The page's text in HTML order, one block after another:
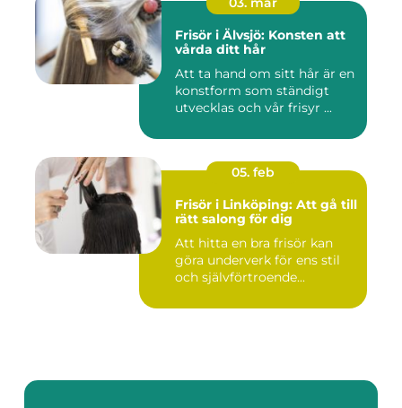
Frisör i Älvsjö: Konsten att
vårda ditt hår
Att ta hand om sitt hår är en
konstform som ständigt
utvecklas och vår frisyr ...
05. feb
Frisör i Linköping: Att gå till
rätt salong för dig
Att hitta en bra frisör kan
göra underverk för ens stil
och självförtroende...